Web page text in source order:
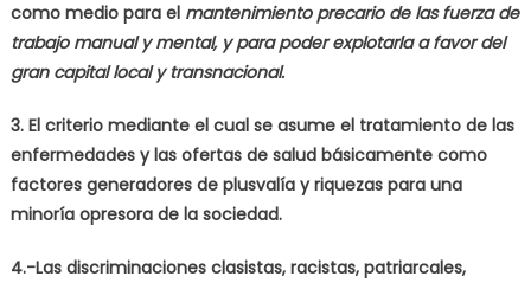
como medio para elmantenimiento precario de las fuerza de
trabajo manual y mental, y para poder explotarla a favor del
gran capital local y transnacional.
3. El criterio mediante el cual se asumeel tratamiento de las
enfermedades y las ofertas de salud básicamente como
factores generadores de plusvalía y riquezas para una
minoría opresora de la sociedad.
4.-Las discriminaciones clasistas, racistas, patriarcales,